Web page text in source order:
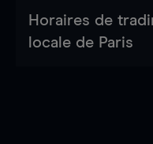
Horaires de
locale de Paris